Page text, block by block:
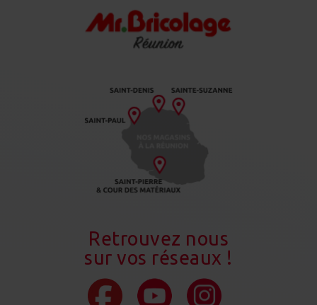
Retrouvez nous
sur vos réseaux !